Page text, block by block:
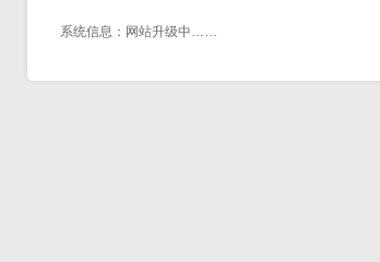
系统信息：网站升级中……